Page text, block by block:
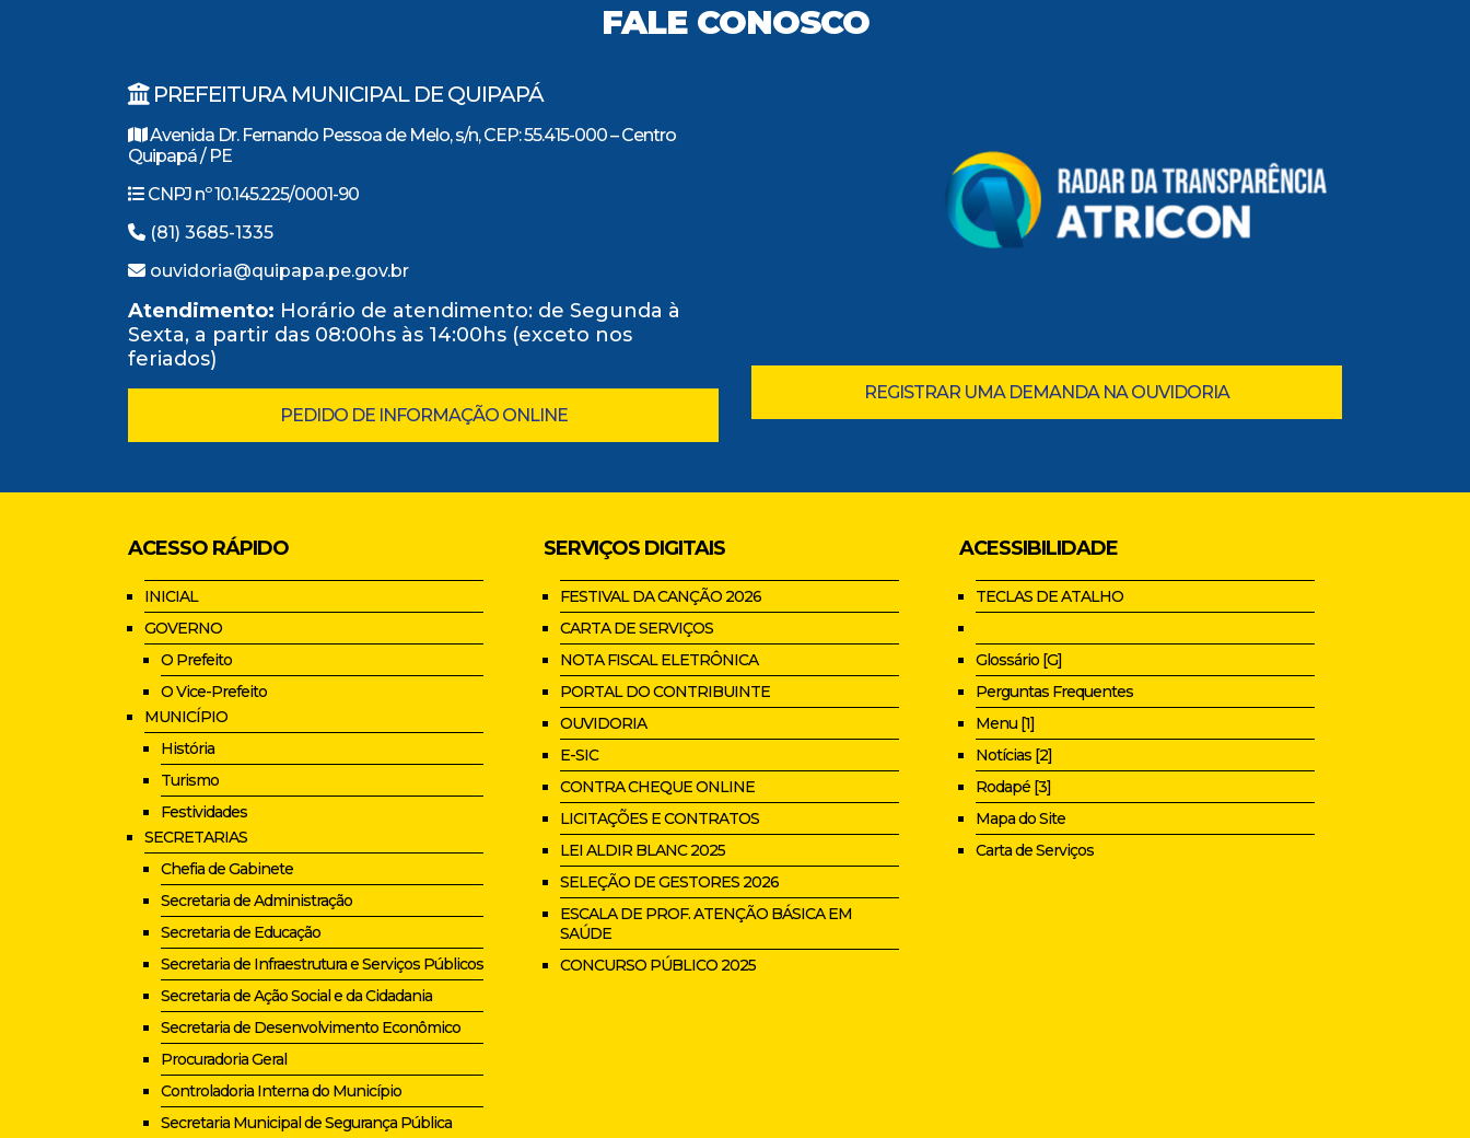
FALE CONOSCO
PREFEITURA MUNICIPAL DE QUIPAPÁ
Avenida Dr. Fernando Pessoa de Melo, s/n, CEP: 55.415-000 – Centro
Quipapá / PE
CNPJ nº 10.145.225/0001-90
(81) 3685-1335
ouvidoria@quipapa.pe.gov.br
Atendimento: Horário de atendimento: de Segunda à
Sexta, a partir das 08:00hs às 14:00hs (exceto nos
feriados)
PEDIDO DE INFORMAÇÃO ONLINE
REGISTRAR UMA DEMANDA NA OUVIDORIA
ACESSO RÁPIDO
INICIAL
GOVERNO
O Prefeito
O Vice-Prefeito
MUNICÍPIO
História
Turismo
Festividades
SECRETARIAS
Chefia de Gabinete
Secretaria de Administração
Secretaria de Educação
Secretaria de Infraestrutura e Serviços Públicos
Secretaria de Ação Social e da Cidadania
Secretaria de Desenvolvimento Econômico
Procuradoria Geral
Controladoria Interna do Município
Secretaria Municipal de Segurança Pública
SERVIÇOS DIGITAIS
FESTIVAL DA CANÇÃO 2026
CARTA DE SERVIÇOS
NOTA FISCAL ELETRÔNICA
PORTAL DO CONTRIBUINTE
OUVIDORIA
E-SIC
CONTRA CHEQUE ONLINE
LICITAÇÕES E CONTRATOS
LEI ALDIR BLANC 2025
SELEÇÃO DE GESTORES 2026
ESCALA DE PROF. ATENÇÃO BÁSICA EM
SAÚDE
CONCURSO PÚBLICO 2025
ACESSIBILIDADE
TECLAS DE ATALHO
Glossário [G]
Perguntas Frequentes
Menu [1]
Notícias [2]
Rodapé [3]
Mapa do Site
Carta de Serviços